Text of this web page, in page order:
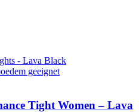
Tight Women – Lava